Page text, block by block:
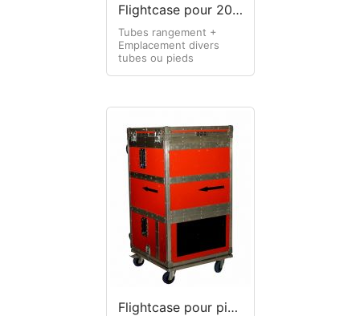
Flightcase pour 20 pieds micro
Tubes rangement +
Emplacement divers
tubes ou pieds
Flightcase pour pieds micro format 1/2 pallettes